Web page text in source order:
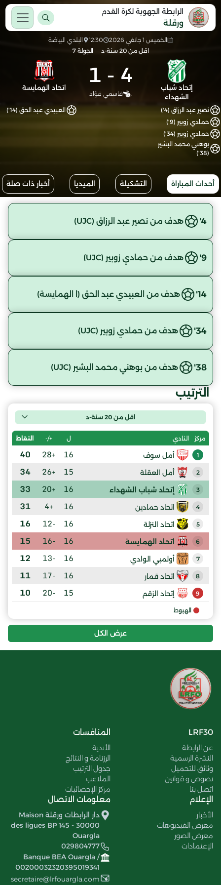
الرابطة الجهوية لكرة القدم
ورقلة
الخميس 1 جانفي 2026 12:30
البلدي البياضة
اقل من 20 سنة-د
الجولة 7
إتحاد شباب
الشهداء
4
-
1
قاسمي فؤاد
اتحاد الهمايسة
نصير عبد الرزاق (4')
حمادي زوبير (9')
حمادي زوبير (34')
بوهني محمد البشير
(38')
العبيدي عبد الحق (14')
أحداث المباراة التشكيلة الميديا أخبار ذات صلة
4' هدف من نصير عبد الرزاق (UJC)
9' هدف من حمادي زوبير (UJC)
14' هدف من العبيدي عبد الحق (ا الهمايسة)
34' هدف من حمادي زوبير (UJC)
38' هدف من بوهني محمد البشير (UJC)
الترتيب
اقل من 20 سنة-د
مركز النادي ل +/- النقاط
1 أمل سوف 16
+28
40
2 أمل العقلة 15
+26
34
3 إتحاد شباب الشهداء 16
+20
33
4 اتحاد حمادين 16
+4
31
5 اتحاد النزلة 16
-12
16
6 اتحاد الهمايسة 16
-16
15
7 أولمبي الوادي 16
-13
12
8 اتحاد قمار 16
-17
11
9 إتحاد الزقم 15
-20
10
الهبوط
عرض الكل
LRF30
عن الرابطة
النشرة الرسمية
وثائق للتحميل
نصوص و قوانين
اتصل بنا
المنافسات
الأندية
الرزنامة و النتائج
جدول الترتيب
الملاعب
مركز الإحصائيات
الإعلام
الأخبار
معرض الفيديوهات
معرض الصور
الإعتمادات
معلومات الاتصال
دار الرابطات ورقلة Maison
des ligues BP 145 - 30000
Ouargla
029804777
Banque BEA Ouargla /
00200032320395019341
secretaire@lrfouargla.com